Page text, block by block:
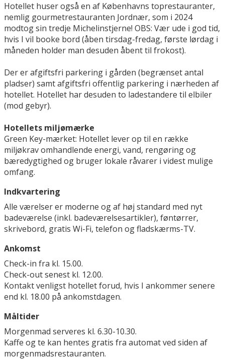
Hotellet huser også en af Københavns toprestauranter,
nemlig gourmetrestauranten Jordnær, som i 2024
modtog sin tredje Michelinstjerne! OBS: Vær ude i god tid,
hvis I vil booke bord (åben tirsdag-fredag, første lørdag i
måneden holder man desuden åbent til frokost).
Der er afgiftsfri parkering i gården (begrænset antal
pladser) samt afgiftsfri offentlig parkering i nærheden af
hotellet. Hotellet har desuden to ladestandere til elbiler
(mod gebyr).
Hotellets miljømærke
Green Key-mærket: Hotellet lever op til en række
miljøkrav omhandlende energi, vand, rengøring og
bæredygtighed og bruger lokale råvarer i videst mulige
omfang.
Indkvartering
Alle værelser er moderne og af høj standard med nyt
badeværelse (inkl. badeværelsesartikler), føntørrer,
skrivebord, gratis Wi-Fi, telefon og fladskærms-TV.
Ankomst
Check-in fra kl. 15.00.
Check-out senest kl. 12.00.
Kontakt venligst hotellet forud, hvis I ankommer senere
end kl. 18.00 på ankomstdagen.
Måltider
Morgenmad serveres kl. 6.30-10.30.
Kaffe og te kan hentes gratis fra automat ved siden af
morgenmadsrestauranten.